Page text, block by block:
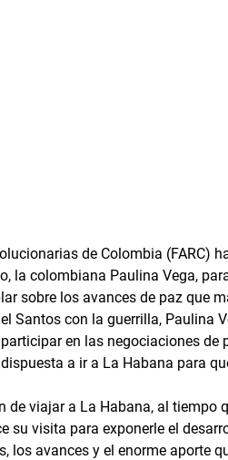
de Colombia (FARC)
la colombiana Paulina Vega,
sobre los avances de paz que
Santos con la guerrilla, Paulina
en las negociaciones de
a ir a La Habana para
de viajar a La Habana, al tiempo
su visita para exponerle el
los avances y el enorme aporte